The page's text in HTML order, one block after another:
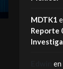
¡Este es
fantasmas
MDTK1
Reporte
en